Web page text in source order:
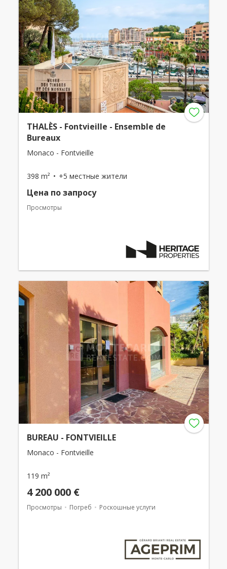
THALÈS - Fontvieille - Ensemble de
Bureaux
Monaco - Fontvieille
398 m² +5 местные жители
Цена по запросу
Просмотры
BUREAU - FONTVIEILLE
Monaco - Fontvieille
119 m²
4 200 000 €
Просмотры Погреб Роскошные услуги